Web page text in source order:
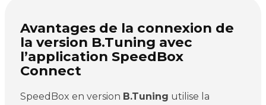
Avantages de la connexion de
la version B.Tuning avec
l’application SpeedBox
Connect
SpeedBox en version B.Tuning utilise la